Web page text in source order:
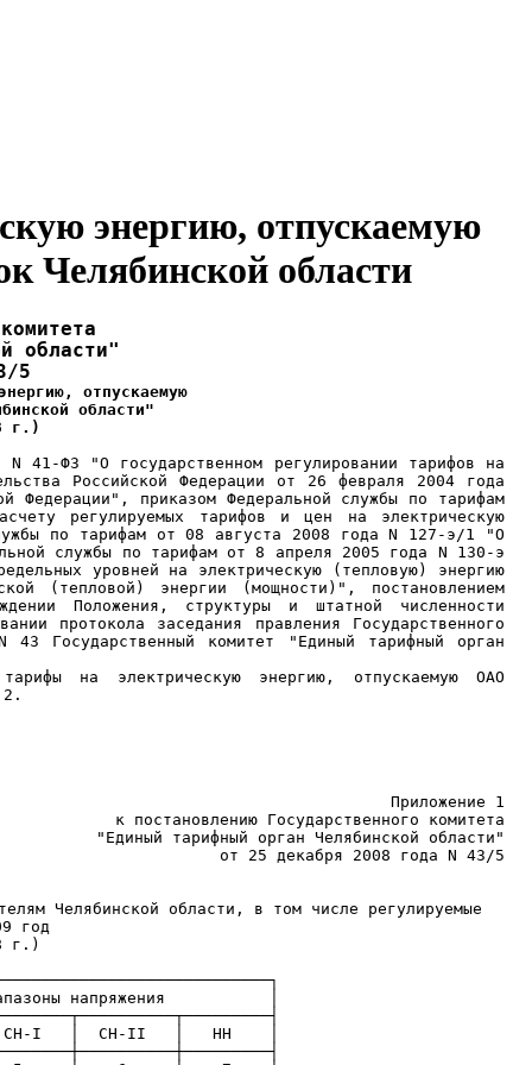
энергию, отпускаемую
Челябинской области
области"
5
отпускаемую
области"
г.)
41-ФЗ "О государственном регулировании тарифов на
Российской Федерации от 26 февраля 2004 года
Федерации", приказом Федеральной службы по тарифам
регулируемых тарифов и цен на электрическую
по тарифам от 08 августа 2008 года N 127-э/1 "О
службы по тарифам от 8 апреля 2005 года N 130-э
уровней на электрическую (тепловую) энергию
(тепловой) энергии (мощности)", постановлением
Положения, структуры и штатной численности
протокола заседания правления Государственного
Государственный комитет "Единый тарифный орган
на электрическую энергию, отпускаемую ОАО
2.
Приложение 1
к постановлению Государственного комитета
"Единый тарифный орган Челябинской области"
от 25 декабря 2008 года N 43/5
Челябинской области, в том числе регулируемые
год
г.)
напряжения │
II │ НН │